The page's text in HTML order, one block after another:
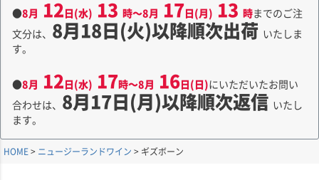
●8月 12日(水) 13 時～8月 17日(月) 13 時までのご注
文分は、 8月18日(火)以降順次出荷 いたしま
す。
●8月 12日(水) 17時～8月 16日(日)にいただいたお問い
合わせは、 8月17日(月)以降順次返信 いたし
ます。
HOME ニュージーランドワイン ギズボーン